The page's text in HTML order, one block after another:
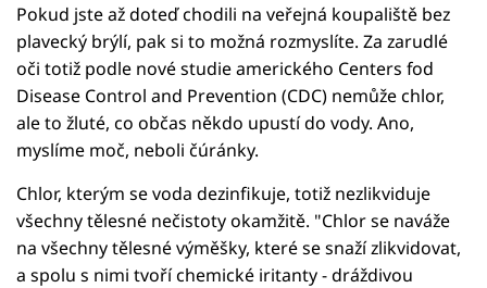
Pokud jste až doteď chodili na veřejná koupaliště bez
plavecký brýlí, pak si to možná rozmyslíte. Za zarudlé
oči totiž podle nové studie amerického Centers fod
Disease Control and Prevention (CDC) nemůže chlor,
ale to žluté, co občas někdo upustí do vody. Ano,
myslíme moč, neboli čúránky.
Chlor, kterým se voda dezinfikuje, totiž nezlikviduje
všechny tělesné nečistoty okamžitě. "Chlor se naváže
na všechny tělesné výměšky, které se snaží zlikvidovat,
a spolu s nimi tvoří chemické iritanty - dráždivou